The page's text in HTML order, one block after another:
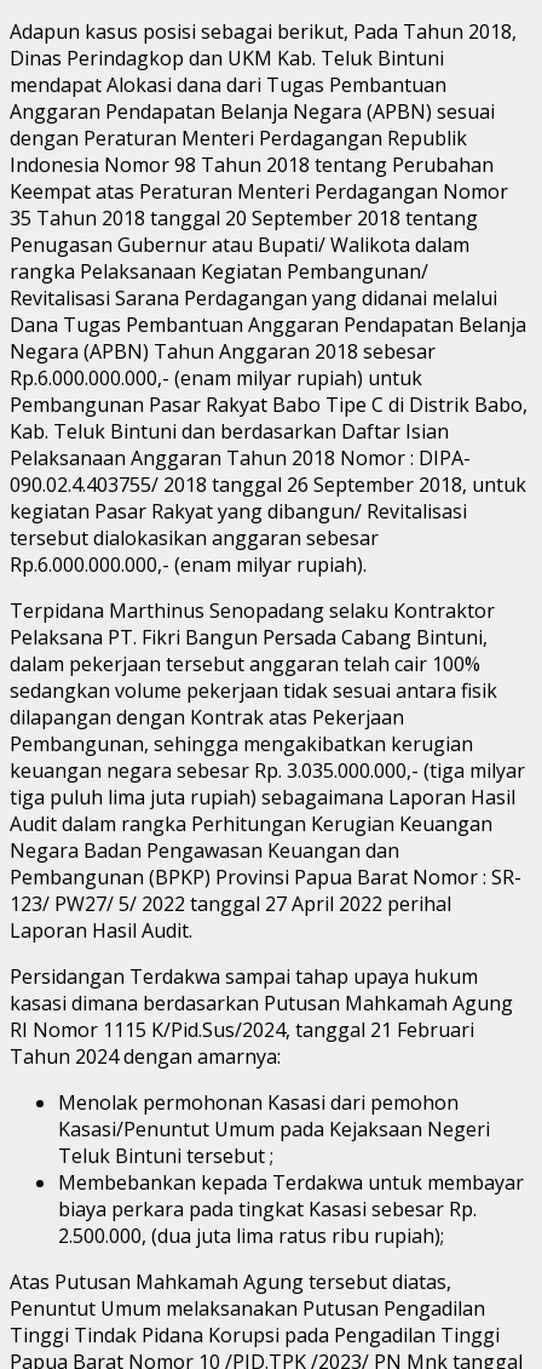
Adapun kasus posisi sebagai berikut, Pada Tahun 2018,
Dinas Perindagkop dan UKM Kab. Teluk Bintuni
mendapat Alokasi dana dari Tugas Pembantuan
Anggaran Pendapatan Belanja Negara (APBN) sesuai
dengan Peraturan Menteri Perdagangan Republik
Indonesia Nomor 98 Tahun 2018 tentang Perubahan
Keempat atas Peraturan Menteri Perdagangan Nomor
35 Tahun 2018 tanggal 20 September 2018 tentang
Penugasan Gubernur atau Bupati/ Walikota dalam
rangka Pelaksanaan Kegiatan Pembangunan/
Revitalisasi Sarana Perdagangan yang didanai melalui
Dana Tugas Pembantuan Anggaran Pendapatan Belanja
Negara (APBN) Tahun Anggaran 2018 sebesar
Rp.6.000.000.000,- (enam milyar rupiah) untuk
Pembangunan Pasar Rakyat Babo Tipe C di Distrik Babo,
Kab. Teluk Bintuni dan berdasarkan Daftar Isian
Pelaksanaan Anggaran Tahun 2018 Nomor : DIPA-
090.02.4.403755/ 2018 tanggal 26 September 2018, untuk
kegiatan Pasar Rakyat yang dibangun/ Revitalisasi
tersebut dialokasikan anggaran sebesar
Rp.6.000.000.000,- (enam milyar rupiah).
Terpidana Marthinus Senopadang selaku Kontraktor
Pelaksana PT. Fikri Bangun Persada Cabang Bintuni,
dalam pekerjaan tersebut anggaran telah cair 100%
sedangkan volume pekerjaan tidak sesuai antara fisik
dilapangan dengan Kontrak atas Pekerjaan
Pembangunan, sehingga mengakibatkan kerugian
keuangan negara sebesar Rp. 3.035.000.000,- (tiga milyar
tiga puluh lima juta rupiah) sebagaimana Laporan Hasil
Audit dalam rangka Perhitungan Kerugian Keuangan
Negara Badan Pengawasan Keuangan dan
Pembangunan (BPKP) Provinsi Papua Barat Nomor : SR-
123/ PW27/ 5/ 2022 tanggal 27 April 2022 perihal
Laporan Hasil Audit.
Persidangan Terdakwa sampai tahap upaya hukum
kasasi dimana berdasarkan Putusan Mahkamah Agung
RI Nomor 1115 K/Pid.Sus/2024, tanggal 21 Februari
Tahun 2024 dengan amarnya:
Menolak permohonan Kasasi dari pemohon
Kasasi/Penuntut Umum pada Kejaksaan Negeri
Teluk Bintuni tersebut ;
Membebankan kepada Terdakwa untuk membayar
biaya perkara pada tingkat Kasasi sebesar Rp.
2.500.000, (dua juta lima ratus ribu rupiah);
Atas Putusan Mahkamah Agung tersebut diatas,
Penuntut Umum melaksanakan Putusan Pengadilan
Tinggi Tindak Pidana Korupsi pada Pengadilan Tinggi
Papua Barat Nomor 10 /PID.TPK /2023/ PN Mnk tanggal